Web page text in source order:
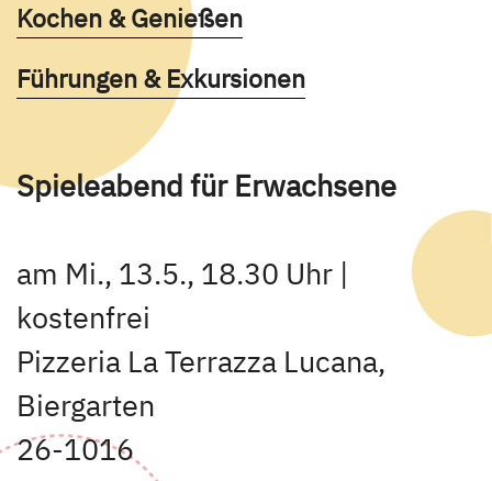
Kurse des folgenden Fachbereiches
Kochen & Genießen
Kurse des folgenden Fachbereiches
Führungen & Exkursionen
Spieleabend für Erwachsene
am Mi., 13.5., 18.30 Uhr |
kostenfrei
Pizzeria La Terrazza Lucana,
Biergarten
26-1016